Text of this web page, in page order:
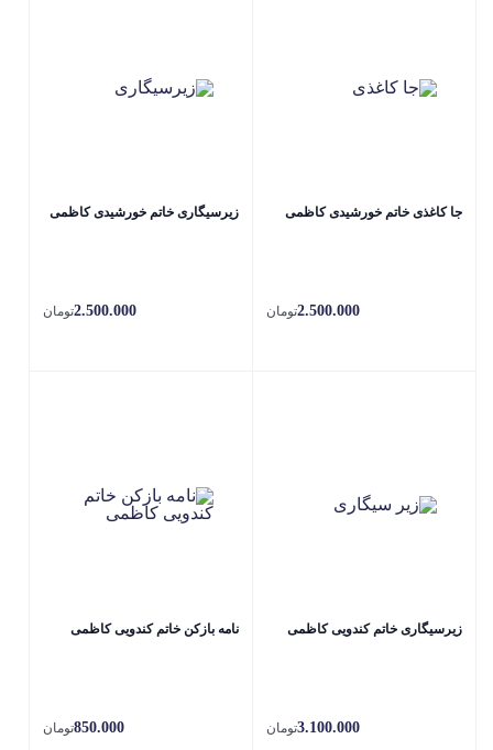
جا کاغذی خاتم خورشیدی کاظمی
2.500.000تومان
زیرسیگاری خاتم خورشیدی کاظمی
2.500.000تومان
زیرسیگاری خاتم کندویی کاظمی
3.100.000تومان
نامه بازکن خاتم کندویی کاظمی
850.000تومان